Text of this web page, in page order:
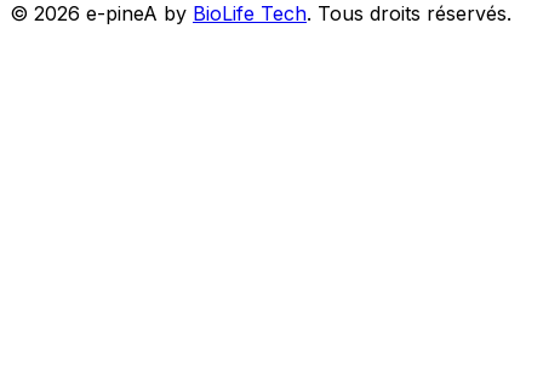
© 2026 e-pineA by BioLife Tech. Tous droits réservés.